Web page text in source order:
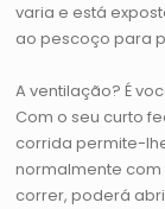
varia e está
ao pescoço para
A ventilação? É
Com o seu curto
corrida permite-
normalmente com
correr, poderá